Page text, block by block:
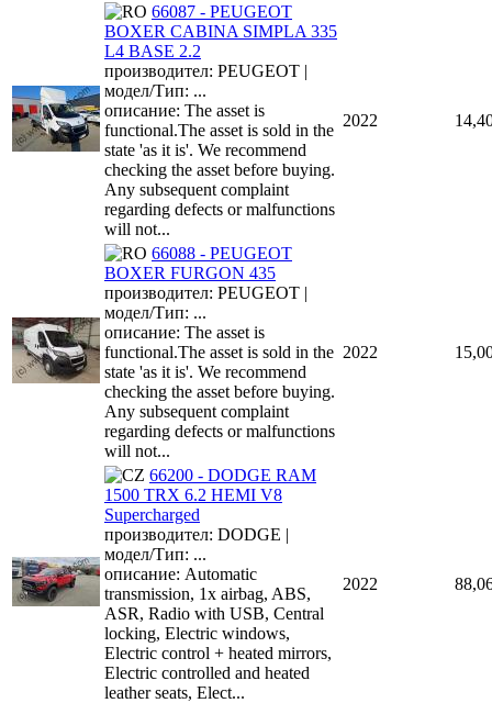
66087 - PEUGEOT
BOXER CABINA SIMPLA 335
L4 BASE 2.2
производител: PEUGEOT |
модел/Тип: ...
описание: The asset is
functional.The asset is sold in the
state 'as it is'. We recommend
checking the asset before buying.
Any subsequent complaint
regarding defects or malfunctions
will not...
2022
66088 - PEUGEOT
BOXER FURGON 435
производител: PEUGEOT |
модел/Тип: ...
описание: The asset is
functional.The asset is sold in the
state 'as it is'. We recommend
checking the asset before buying.
Any subsequent complaint
regarding defects or malfunctions
will not...
2022
66200 - DODGE RAM
1500 TRX 6.2 HEMI V8
Supercharged
производител: DODGE |
модел/Тип: ...
описание: Automatic
transmission, 1x airbag, ABS,
ASR, Radio with USB, Central
locking, Electric windows,
Electric control + heated mirrors,
Electric controlled and heated
leather seats, Elect...
2022